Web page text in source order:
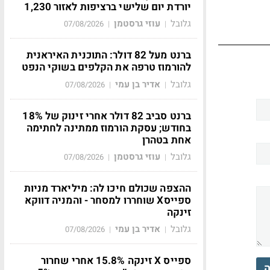
יורדת יום שלישי ברציפות לאזור 1,230
גלובל | עוזי גרסטמן |
07/08/2026
ברנט מעל 82 דולר: התוכנית האיראנית
להורמוז טרפה את הקלפים בשוקי הנפט
גלובל | אדיר בן עמי |
07/08/2026
ברנט סביב 82 דולר אחרי זינוק של 18%
בחודש; עסקת הורמוז ממתינה לחתימה
אחת בטהרן
גלובל | עוזי גרסטמן |
07/08/2026
ההצפה שכולם חיכו לה: מיליארד מניות
ספייסX שוחררו למסחר - והמניה דווקא
זינקה
גלובל | אדיר בן עמי |
07/08/2026
ספייס X זינקה 15.8% אחרי שחרור